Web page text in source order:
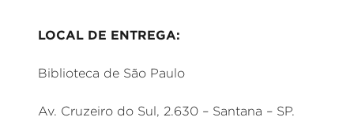
LOCAL DE ENTREGA:
Biblioteca de São Paulo
Av. Cruzeiro do Sul, 2.630 – Santana – SP.